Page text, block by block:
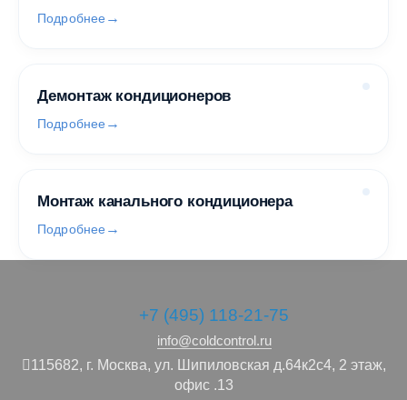
Подробнее
Демонтаж кондиционеров
Подробнее
Монтаж канального кондиционера
Подробнее
+7 (495) 118-21-75
info@coldcontrol.ru
115682, г. Москва, ул. Шипиловская д.64к2с4, 2 этаж,
офис .13